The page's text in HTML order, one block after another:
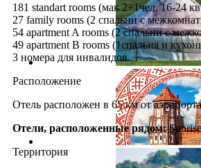
181 standart rooms (мак 2+1чел, 16-24
27 family rooms (2 спальни с
54 apartment A rooms (2 спальни с
49 apartment B rooms (1спальня и
3 номера для инвалидов.
Расположение
Отель расположен в 65 км от
Отели, расположенные рядом:
Территория